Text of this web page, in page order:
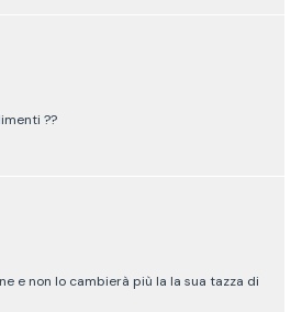
??
e non lo cambierà più la la sua tazza di